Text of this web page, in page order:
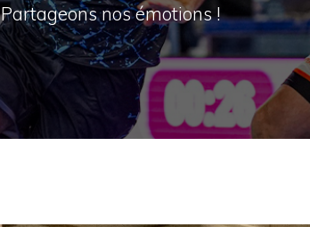
Partageons nos émotions !